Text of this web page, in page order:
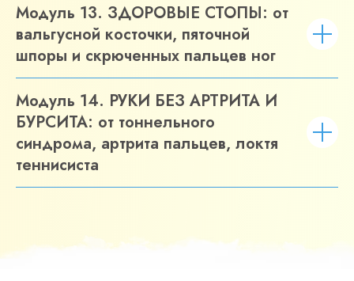
Модуль 13. ЗДОРОВЫЕ СТОПЫ: от
вальгусной косточки, пяточной
шпоры и скрюченных пальцев ног
Модуль 14. РУКИ БЕЗ АРТРИТА И
БУРСИТА: от тоннельного
синдрома, артрита пальцев, локтя
теннисиста